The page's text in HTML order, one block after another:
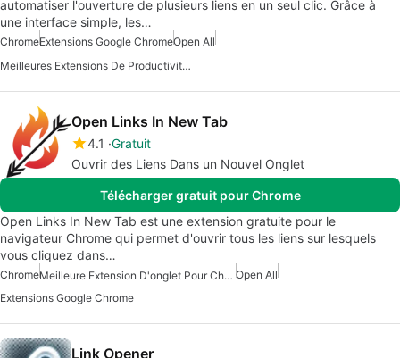
automatiser l'ouverture de plusieurs liens en un seul clic. Grâce à
une interface simple, les…
ChromeExtensions Google ChromeOpen All
Meilleures Extensions De Productivité Pour Chrome
Open Links In New Tab
4.1 Gratuit
Ouvrir des Liens Dans un Nouvel Onglet
Télécharger gratuit pour Chrome
Open Links In New Tab est une extension gratuite pour le
navigateur Chrome qui permet d'ouvrir tous les liens sur lesquels
vous cliquez dans…
Chrome Meilleure Extension D'onglet Pour Chrome Open All
Extensions Google Chrome
Link Opener